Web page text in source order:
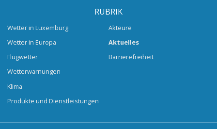
RUBRIK
Wetter in Luxemburg
Wetter in Europa
Flugwetter
Wetterwarnungen
Klima
Produkte und Dienstleistungen
Akteure
Aktuelles
Barrierefreiheit